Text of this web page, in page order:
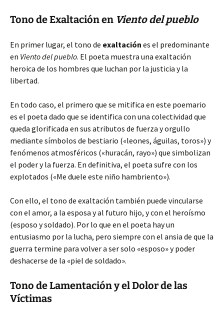
Tono de Exaltación en Viento del pueblo
En primer lugar, el tono de exaltación es el predominante
en Viento del pueblo. El poeta muestra una exaltación
heroica de los hombres que luchan por la justicia y la
libertad.
En todo caso, el primero que se mitifica en este poemario
es el poeta dado que se identifica con una colectividad que
queda glorificada en sus atributos de fuerza y orgullo
mediante símbolos de bestiario («leones, águilas, toros») y
fenómenos atmosféricos («huracán, rayo») que simbolizan
el poder y la fuerza. En definitiva, el poeta sufre con los
explotados («Me duele este niño hambriento»).
Con ello, el tono de exaltación también puede vincularse
con el amor, a la esposa y al futuro hijo, y con el heroísmo
(esposo y soldado). Por lo que en el poeta hay un
entusiasmo por la lucha, pero siempre con el ansia de que la
guerra termine para volver a ser solo «esposo» y poder
deshacerse de la «piel de soldado».
Tono de Lamentación y el Dolor de las
Víctimas